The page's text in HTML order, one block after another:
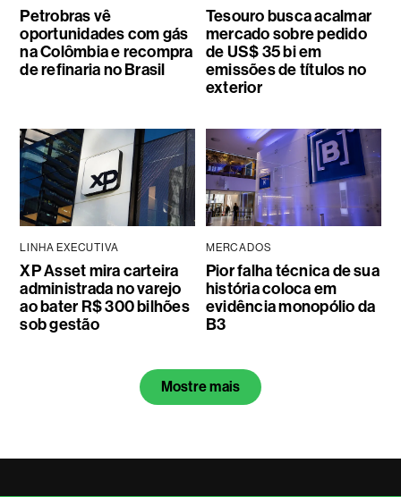
Petrobras vê
oportunidades com gás
na Colômbia e recompra
de refinaria no Brasil
Tesouro busca acalmar
mercado sobre pedido
de US$ 35 bi em
emissões de títulos no
exterior
LINHA EXECUTIVA
XP Asset mira carteira
administrada no varejo
ao bater R$ 300 bilhões
sob gestão
MERCADOS
Pior falha técnica de sua
história coloca em
evidência monopólio da
B3
Mostre mais